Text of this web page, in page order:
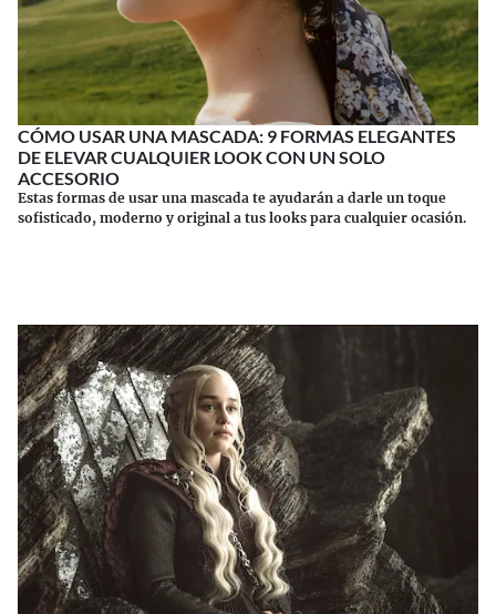
CÓMO USAR UNA MASCADA: 9 FORMAS ELEGANTES
DE ELEVAR CUALQUIER LOOK CON UN SOLO
ACCESORIO
Estas formas de usar una mascada te ayudarán a darle un toque
sofisticado, moderno y original a tus looks para cualquier ocasión.